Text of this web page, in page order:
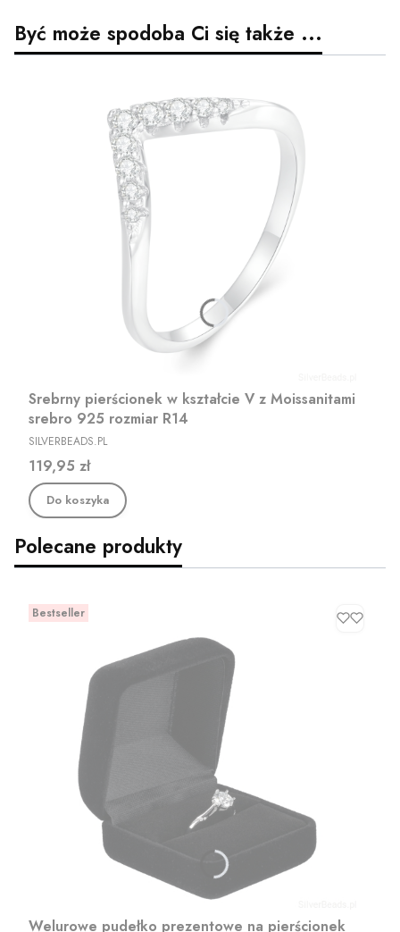
Być może spodoba Ci się także ...
Srebrny pierścionek w kształcie V z Moissanitami
srebro 925 rozmiar R14
PRODUCENT
SILVERBEADS.PL
Cena
119,95 zł
Do koszyka
Polecane produkty
Bestseller
Welurowe pudełko prezentowe na pierścionek